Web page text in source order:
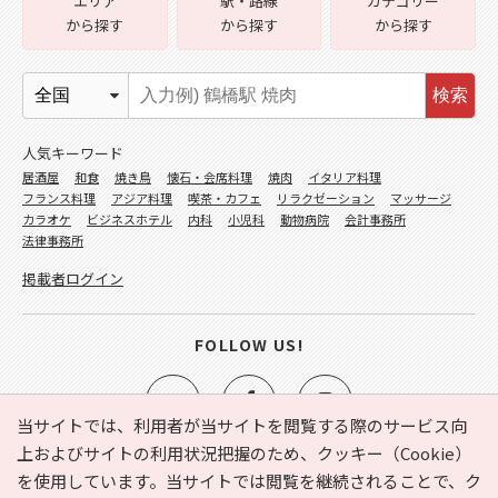
当サイトでは、利用者が当サイトを閲覧する際のサービス向
上およびサイトの利用状況把握のため、クッキー（Cookie）
を使用しています。当サイトでは閲覧を継続されることで、ク
e-NAVITA（イーナビタ）とは？ お気に入り ヘルプ
から探す
から探す
から探す
検索
人気キーワード
居酒屋 和食 焼き鳥 懐石・会席料理 焼肉
イタリア料理
フランス料理
アジア料理 喫茶・カフェ リラクゼーション
マッサージ
カラオケ
ビジネスホテル 内科 小児科 動物病院
会計事務所
法律事務所
掲載者ログイン
FOLLOW US!